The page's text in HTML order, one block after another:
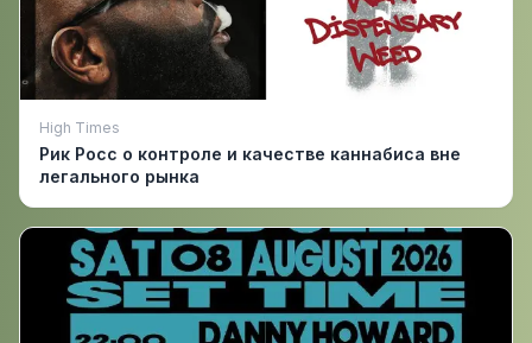
High Times
Рик Росс о контроле и качестве каннабиса вне
легального рынка